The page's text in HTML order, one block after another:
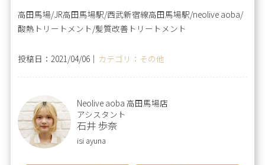
高田馬場/JR高田馬場駅/西武新宿線高田馬場駅/neolive aoba/
酸熱トリートメント/髪質改善トリートメント
投稿日：2021/04/06｜ カテゴリ：その他
Neolive aoba 高田馬場店
アシスタント
石井 歩奈
isi ayuna